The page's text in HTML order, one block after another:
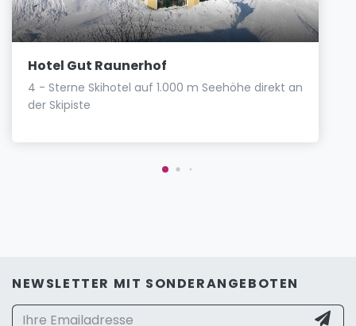
Hotel Gut Raunerhof
4 - Sterne Skihotel auf 1.000 m Seehöhe direkt an
der Skipiste
NEWSLETTER MIT SONDERANGEBOTEN